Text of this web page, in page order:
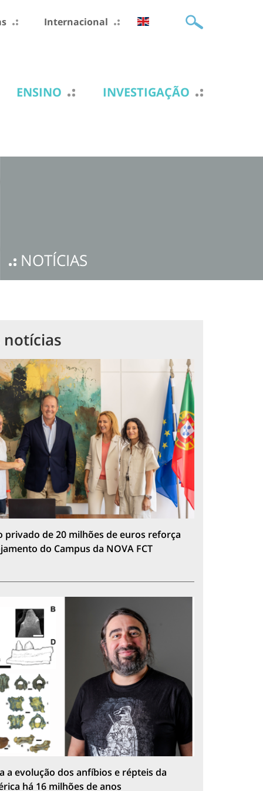
Internacional
ENSINO INVESTIGAÇÃO
NOTÍCIAS
privado de 20 milhões de euros reforça
do Campus da NOVA FCT
a evolução dos anfíbios e répteis da
há 16 milhões de anos